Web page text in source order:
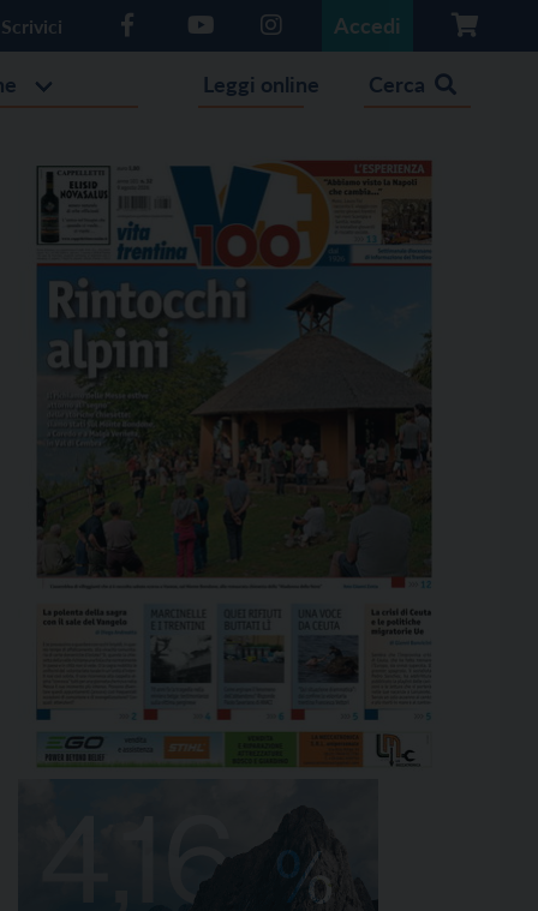
Scrivici Accedi
Leggi online Cerca